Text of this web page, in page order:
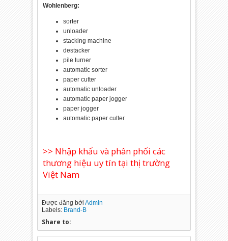
Wohlenberg:
sorter
unloader
stacking machine
destacker
pile turner
automatic sorter
paper cutter
automatic unloader
automatic paper jogger
paper jogger
automatic paper cutter
>> Nhập khẩu và phân phối các
thương hiệu uy tín tại thị trường
Việt Nam
Được đăng bởiAdmin
Labels: Brand-B
Share to: